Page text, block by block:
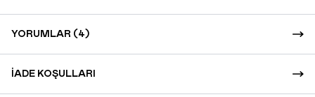
YORUMLAR (4)
İADE KOŞULLARI